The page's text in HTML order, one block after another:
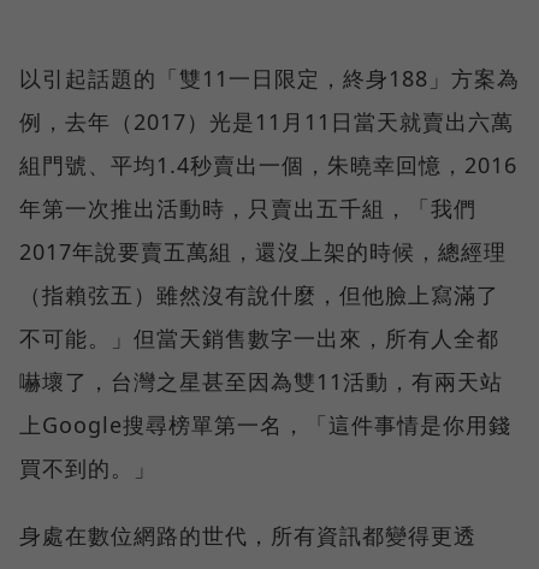
以引起話題的「雙11一日限定，終身188」方案為
例，去年（2017）光是11月11日當天就賣出六萬
組門號、平均1.4秒賣出一個，朱曉幸回憶，2016
年第一次推出活動時，只賣出五千組，「我們
2017年說要賣五萬組，還沒上架的時候，總經理
（指賴弦五）雖然沒有說什麼，但他臉上寫滿了
不可能。」但當天銷售數字一出來，所有人全都
嚇壞了，台灣之星甚至因為雙11活動，有兩天站
上Google搜尋榜單第一名，「這件事情是你用錢
買不到的。」
身處在數位網路的世代，所有資訊都變得更透